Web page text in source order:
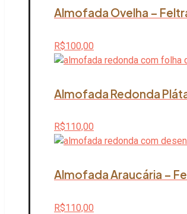
Almofada Ovelha –
R$100,00
Almofada Redonda
R$110,00
Almofada Araucária –
R$110,00